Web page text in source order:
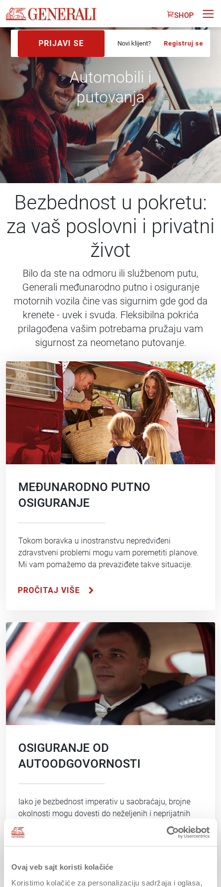
Ovaj veb sajt koristi kolačiće
Koristimo kolačiće za personalizaciju sadržaja i oglasa,
SHOP
PRIJAVI SE Novi klijent? Registruj se
Automobili i
putovanja
Bezbednost u pokretu:
za vaš poslovni i privatni
život
Bilo da ste na odmoru ili službenom putu,
Generali međunarodno putno i osiguranje
motornih vozila čine vas sigurnim gde god da
krenete - uvek i svuda. Fleksibilna pokrića
prilagođena vašim potrebama pružaju vam
sigurnost za neometano putovanje.
MEĐUNARODNO PUTNO
OSIGURANJE
Tokom boravka u inostranstvu nepredviđeni
zdravstveni problemi mogu vam poremetiti planove.
Mi vam pomažemo da prevaziđete takve situacije.
PROČITAJ VIŠE
OSIGURANJE OD
AUTOODGOVORNOSTI
Iako je bezbednost imperativ u saobraćaju, brojne
okolnosti mogu dovesti do neželjenih i neprijatnih
događaja. Važno je da uz vozačke isprave sa sobom
uvek imate polisu osiguranja od autoodgovornosti.
PROČITAJ VIŠE